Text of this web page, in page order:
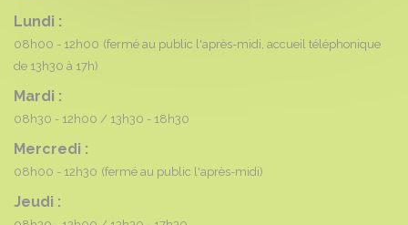
Lundi :
08h00 - 12h00 (fermé au public l'après-midi, accueil téléphonique
de 13h30 à 17h)
Mardi :
08h30 - 12h00 13h30 - 18h30
Mercredi :
08h00 - 12h30 (fermé au public l'après-midi)
Jeudi :